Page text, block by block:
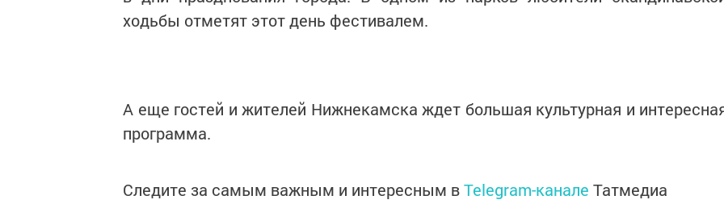
ходьбы отметят этот день фестивалем.
А еще гостей и жителей Нижнекамска ждет большая культурная и
программа.
Следите за самым важным и интересным вTelegram-канале Татмедиа